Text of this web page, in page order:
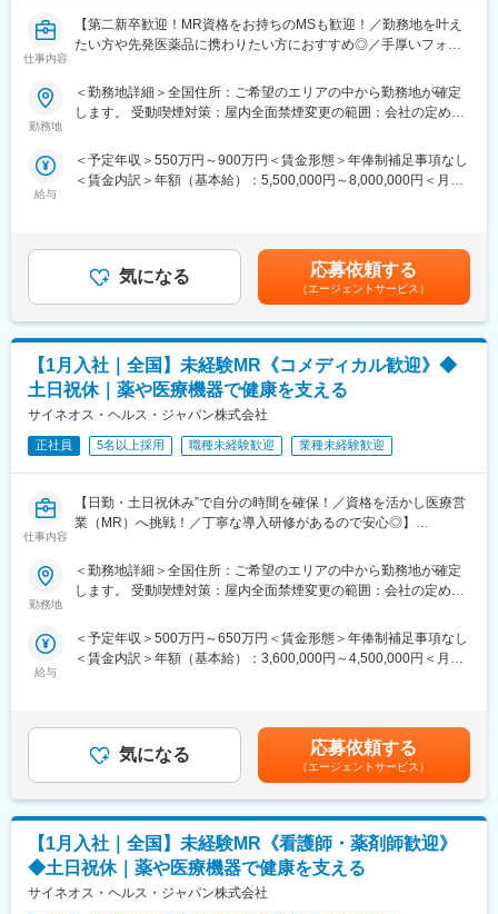
・家賃：一部会社負担
・住居契約初期経費：会社負担（上限設定あり）
変更の範囲：会社の定める業務
■入社後の流れ
けながら実務習得
▽キャリア形成（MR経験者スペシャリスト・管理職や本社管理職
■充実した研修制度
■手厚い福利厚生
・外勤手当（1日1,500円）
・社宅制度（家賃60％会社負担）※条件あり
・転勤時の引越し費用負担
・単身赴任手当／帰省補助
■当社の特徴
研修終了後は各製薬メーカーのプロジェクトに配属される『コン
クラクトMR』。配属期間は平均2～3年程。
■豊富なキャリアパス
ネジメント・人材育成など多様なキャリアパスが可能。実際に社
内でキャリアチェンジして活躍している社員も多数います。
仕事内容
【第二新卒歓迎！MR資格をお持ちのMSも歓迎！／勤務地を叶え
たい方や先発医薬品に携わりたい方におすすめ◎／手厚いフォロ
【はじめに】
浅い方もMRとしてスキルが身に着く環境です。外資製薬メーカー
やバイオベンチャーとの繋がりが強く最先端の医薬品に携われる
■充実したサポート体制：
配属後は担当マネージャーが丁寧に支援します。日々の仕事の悩
みや、キャリア形成の相談等、伴走者として活躍をサポートしま
す。また知識・スキルレベルを上げるために様々な研修をご用意
しています。
■エリアを跨ぐ転勤なし：
初任地希望だけでなく、エリアを跨いでの転勤はございません。
2ndプロジェクト以降も希望や適性に応じて、アサインを検討い
たします。
自身の成果や頑張りが客観的に評価され、年収に反映されます。
また、在籍年数が増えると永年勤続報奨金や四半期一時金などの
る報酬制度になっています。
ーからオファーを受けた場合、メーカーに転籍することも可能で
す。オファーや延長依頼があったとしても、別のプロジェクトに
キシブルにキャリアが形成できます。その他、本社部門（マネー
ジャー、研修部門など）への道もあります。
【業務内容】
大手製薬会社などを中心としたクライアントのプロジェクトへの
配属です。担当エリアの医療機関（開業医、病院）を訪問して、
医師、薬剤師に課題解決するための医薬品情報を提供、副作用情
報の収集を行っていただきます。
勤務地
＜勤務地詳細＞全国住所：ご希望のエリアの中から勤務地が確定
します。 受動喫煙対策：屋内全面禁煙変更の範囲：会社の定める
給与
＜予定年収＞550万円～900万円＜賃金形態＞年俸制補足事項なし
＜賃金内訳＞年額（基本給）：5,500,000円～8,000,000円＜月額
支給）※ただし支給条件があります賃金はあくまでも目安の金額で
あり、選考を通じて上下する可能性があります。月給(月額)は固定
手当を含めた表記です。
気になる 応募依頼する
（エージェントサービス）
【1月入社｜全国】未経験MR《コメディカル歓迎》◆
土日祝休｜薬や医療機器で健康を支える
サイネオス・ヘルス・ジャパン株式会社
正社員 5名以上採用 職種未経験歓迎 業種未経験歓迎
仕事内容
【日勤・土日祝休み”で自分の時間を確保！／資格を活かし医療営
業（MR）へ挑戦！／丁寧な導入研修があるので安心◎】
《資格と想いがあれば活躍できる！》
「誰かのためになる仕事がしたい」「社会貢献につながる仕事を
ます。
これまでの経験を活かして新たなフィールドで活躍したい方を歓
■夜勤なし！日勤・土日祝休みで働き方改善・ワークライフバラン
スの両立が叶う！
■明確な評価制度あり！自身の成果や頑張りが客観的に評価され、
年収に反映されます。また、在籍年数が増えると永年勤続報奨金
や四半期一時金などの手当もアップします。つまり、やりがいや
努力がきちんと報われる報酬制度になっています。
《丁寧な研修・支援体制で成長を応援！》
入社後は2カ月間の研修制度がありますので、未経験の方も安心し
勤務地
＜勤務地詳細＞全国住所：ご希望のエリアの中から勤務地が確定
します。 受動喫煙対策：屋内全面禁煙変更の範囲：会社の定める
給与
＜予定年収＞500万円～650万円＜賃金形態＞年俸制補足事項なし
＜賃金内訳＞年額（基本給）：3,600,000円～4,500,000円＜月額
動・四半期一時金：10万円（四半期に1回、10万円程度支給）※た
だし支給条件有。他、永続勤務報奨金（3年勤務5万円支給、5年
勤務10万円…）ございます。賃金はあくまでも目安の金額であ
り、選考を通じて上下する可能性があります。月給(月額)は固定手
当を含めた表記です。
気になる 応募依頼する
（エージェントサービス）
【1月入社｜全国】未経験MR《看護師・薬剤師歓迎》
◆土日祝休｜薬や医療機器で健康を支える
サイネオス・ヘルス・ジャパン株式会社